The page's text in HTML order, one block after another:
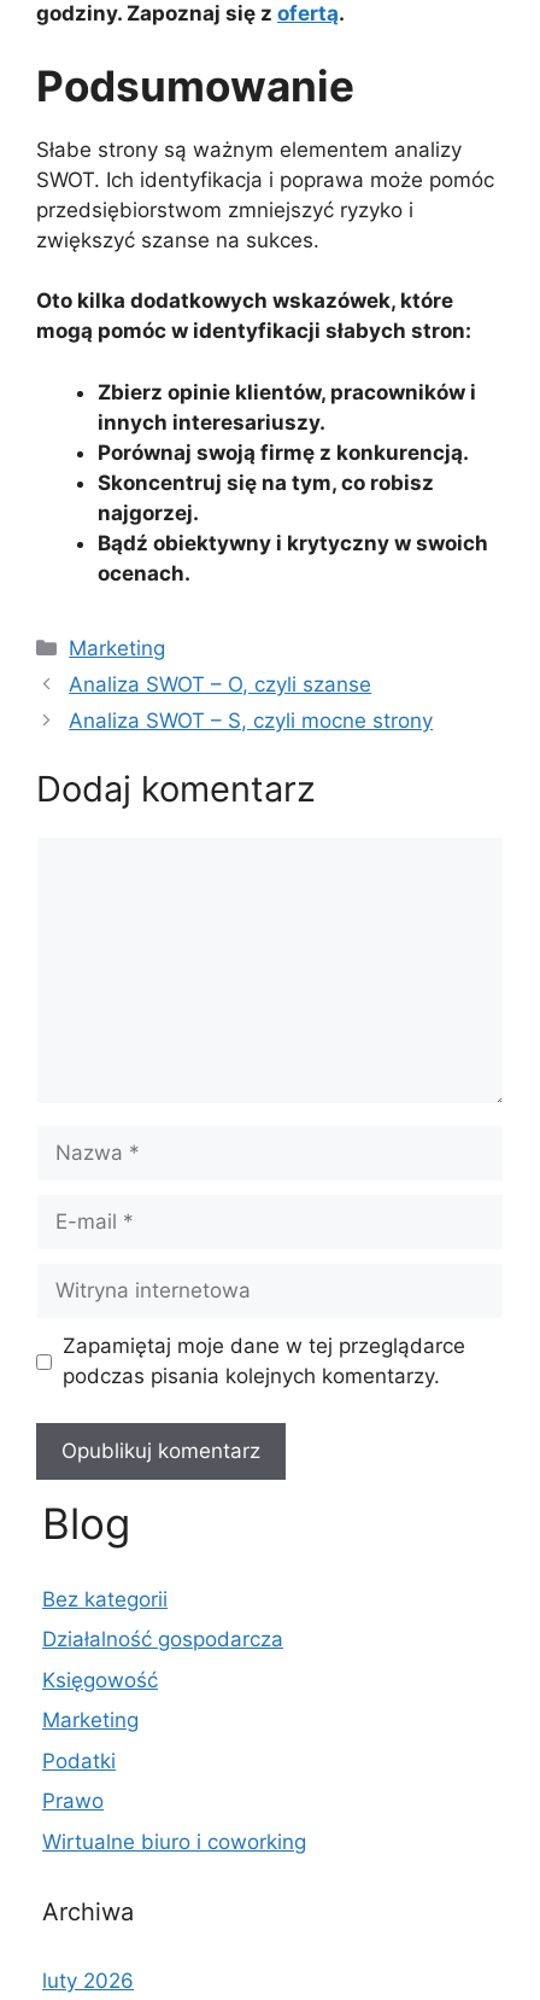
godziny. Zapoznaj się z ofertą.
Podsumowanie
Słabe strony są ważnym elementem analizy
SWOT. Ich identyfikacja i poprawa może pomóc
przedsiębiorstwom zmniejszyć ryzyko i
zwiększyć szanse na sukces.
Oto kilka dodatkowych wskazówek, które
mogą pomóc w identyfikacji słabych stron:
Zbierz opinie klientów, pracowników i
innych interesariuszy.
Porównaj swoją firmę z konkurencją.
Skoncentruj się na tym, co robisz
najgorzej.
Bądź obiektywny i krytyczny w swoich
ocenach.
Kategorie
Marketing
Analiza SWOT – O, czyli szanse
Analiza SWOT – S, czyli mocne strony
Dodaj komentarz
Nazwa
Witryna
internetowa
Zapamiętaj moje dane w tej przeglądarce
podczas pisania kolejnych komentarzy.
Blog
Bez kategorii
Działalność gospodarcza
Księgowość
Marketing
Podatki
Prawo
Wirtualne biuro i coworking
Archiwa
luty 2026